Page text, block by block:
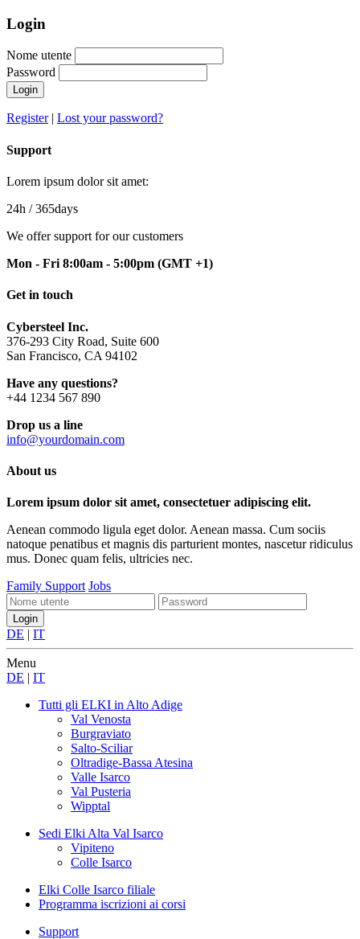
Login
Nome utente
Password
Login
Register| Lost your password?
Support
Lorem ipsum dolor sit amet:
24h / 365days
We offer support for our customers
Mon - Fri 8:00am - 5:00pm (GMT +1)
Get in touch
Cybersteel Inc.
376-293 City Road, Suite 600
San Francisco, CA 94102
Have any questions?
+44 1234 567 890
Drop us a line
info@yourdomain.com
About us
Lorem ipsum dolor sit amet, consectetuer adipiscing elit.
Aenean commodo ligula eget dolor. Aenean massa. Cum sociis
natoque penatibus et magnis dis parturient montes, nascetur ridiculus
mus. Donec quam felis, ultricies nec.
Family Support Jobs
DE | IT
Menu
DE | IT
Tutti gli ELKI in Alto Adige
Val Venosta
Burgraviato
Salto-Sciliar
Oltradige-Bassa Atesina
Valle Isarco
Val Pusteria
Wipptal
Sedi Elki Alta Val Isarco
Vipiteno
Colle Isarco
Elki Colle Isarco filiale
Programma iscrizioni ai corsi
Support